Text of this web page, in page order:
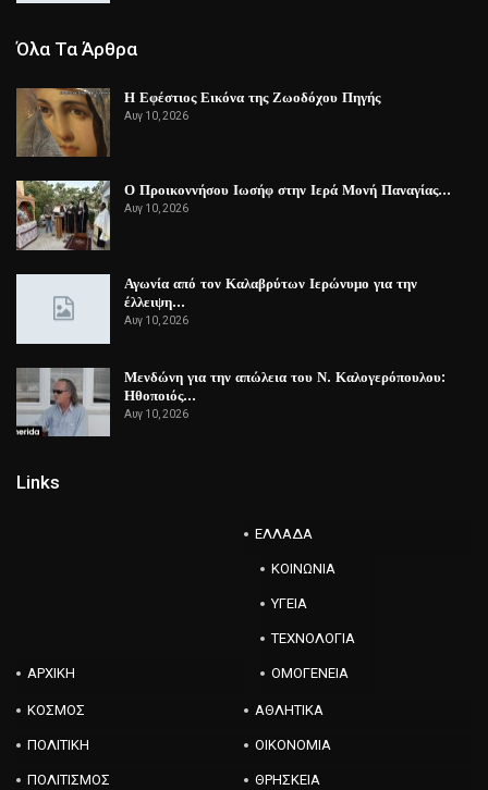
Όλα Τα Άρθρα
Η Εφέστιος Εικόνα της Ζωοδόχου Πηγής
Αυγ 10, 2026
Ο Προικοννήσου Ιωσήφ στην Ιερά Μονή Παναγίας…
Αυγ 10, 2026
Αγωνία από τον Καλαβρύτων Ιερώνυμο για την
έλλειψη…
Αυγ 10, 2026
Μενδώνη για την απώλεια του Ν. Καλογερόπουλου:
Ηθοποιός…
Αυγ 10, 2026
Links
ΑΡΧΙΚΗ
ΕΛΛΑΔΑ
ΚΟΙΝΩΝΙΑ
ΥΓΕΙΑ
ΤΕΧΝΟΛΟΓΙΑ
ΟΜΟΓΕΝΕΙΑ
ΚΟΣΜΟΣ ΑΘΛΗΤΙΚΑ
ΠΟΛΙΤΙΚΗ ΟΙΚΟΝΟΜΙΑ
ΠΟΛΙΤΙΣΜΟΣ ΘΡΗΣΚΕΙΑ